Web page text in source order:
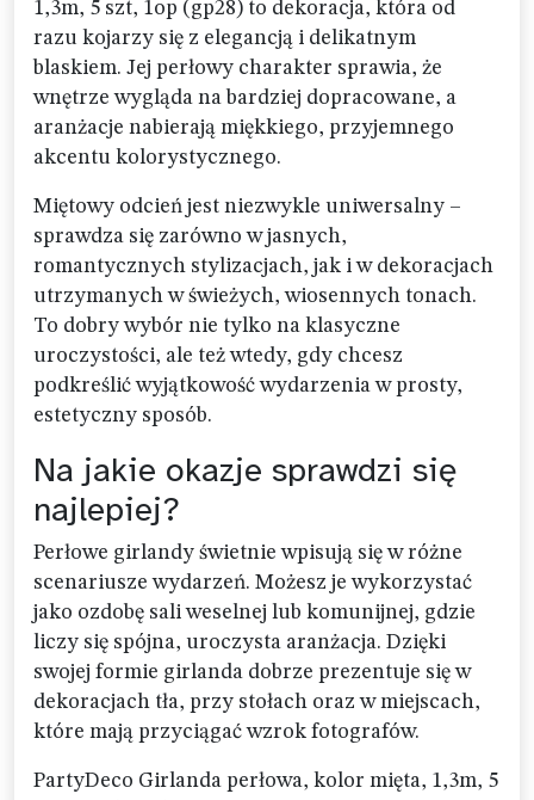
1,3m, 5 szt, 1op (gp28) to dekoracja, która od
razu kojarzy się z elegancją i delikatnym
blaskiem. Jej perłowy charakter sprawia, że
wnętrze wygląda na bardziej dopracowane, a
aranżacje nabierają miękkiego, przyjemnego
akcentu kolorystycznego.
Miętowy odcień jest niezwykle uniwersalny –
sprawdza się zarówno w jasnych,
romantycznych stylizacjach, jak i w dekoracjach
utrzymanych w świeżych, wiosennych tonach.
To dobry wybór nie tylko na klasyczne
uroczystości, ale też wtedy, gdy chcesz
podkreślić wyjątkowość wydarzenia w prosty,
estetyczny sposób.
Na jakie okazje sprawdzi się
najlepiej?
Perłowe girlandy świetnie wpisują się w różne
scenariusze wydarzeń. Możesz je wykorzystać
jako ozdobę sali weselnej lub komunijnej, gdzie
liczy się spójna, uroczysta aranżacja. Dzięki
swojej formie girlanda dobrze prezentuje się w
dekoracjach tła, przy stołach oraz w miejscach,
które mają przyciągać wzrok fotografów.
PartyDeco Girlanda perłowa, kolor mięta, 1,3m, 5